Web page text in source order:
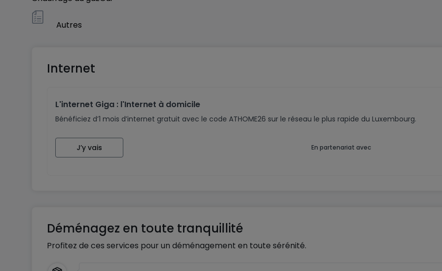
Vous souhaitez vendre ou louer un bien immobilier ? Le Bureau immobilier HEKTAR met à votre disposition un
Autres
Internet
L'internet Giga : l'Internet à domicile
Bénéficiez d’1 mois d’internet gratuit avec le code ATHOME26 sur le réseau le plus rapide du Luxembourg.
J’y vais En partenariat avec
Déménagez en toute tranquillité
Profitez de ces services pour un déménagement en toute sérénité.